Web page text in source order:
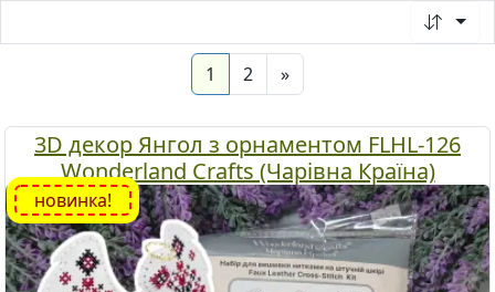
1 (current)
2 »Next
3D декор Янгол з орнаментом FLHL-126
Wonderland Crafts (Чарівна Країна)
новинка!